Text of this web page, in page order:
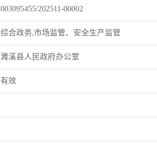
003095455/202511-00002
综合政务,市场监管、安全生产监管
濉溪县人民政府办公室
有效